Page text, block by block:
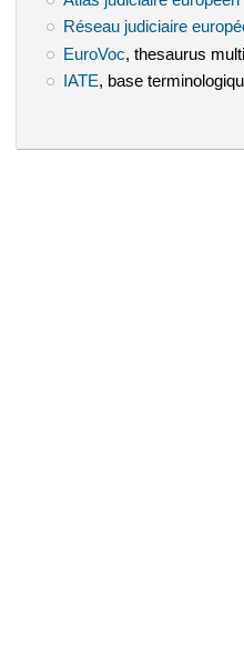
Réseau judiciaire
EuroVoc (le lien est
, thesaurus
IATE (le lien est externe)
, base